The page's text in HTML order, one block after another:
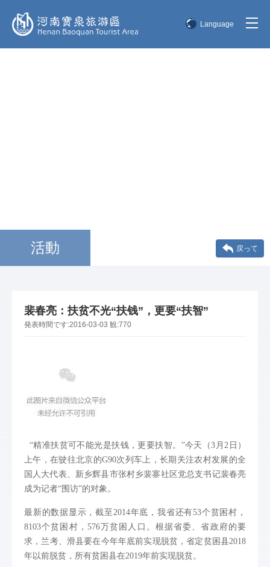
Language
活動 戻って
裴春亮：扶贫不光“扶钱”，更要“扶智”
発表時間です:2016-03-03 観:770
“精准扶贫可不能光是扶钱，更要扶智。”今天（3月2日）
上午，在驶往北京的G90次列车上，长期关注农村发展的全
国人大代表、新乡辉县市张村乡裴寨社区党总支书记裴春亮
成为记者“围访”的对象。
最新的数据显示，截至2014年底，我省还有53个贫困村，
8103个贫困村，576万贫困人口。根据省委、省政府的要
求，兰考、滑县要在今年年底前实现脱贫，省定贫困县2018
年以前脱贫，所有贫困县在2019年前实现脱贫。